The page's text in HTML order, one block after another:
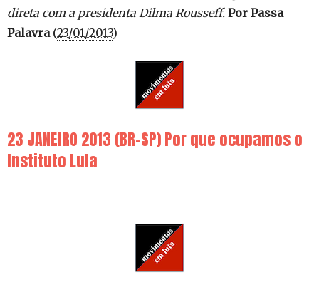
direta com a presidenta Dilma Rousseff. Por Passa
Palavra (23/01/2013)
23 JANEIRO 2013 (BR-SP) Por que ocupamos o
Instituto Lula